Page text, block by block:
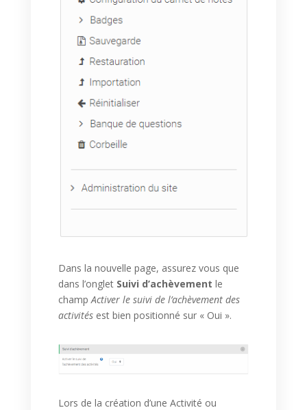
Dans la nouvelle page, assurez vous que
dans l’onglet Suivi d’achèvement le
champ Activer le suivi de l’achèvement des
activitésest bien positionné sur « Oui ».
Lors de la création d’une Activité ou